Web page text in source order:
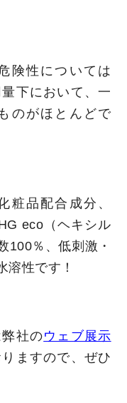
険性については
下において、一
のがほとんどで
粧品配合成分、
eco（ヘキシル
100％、低刺激・
溶性です！
社のウェブ展示
ますので、ぜひ